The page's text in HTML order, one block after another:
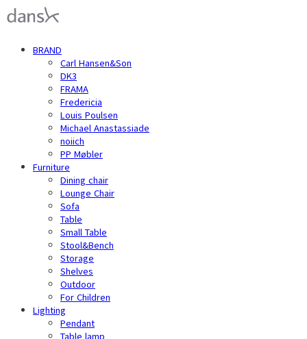
BRAND
Carl Hansen&Son
DK3
FRAMA
Fredericia
Louis Poulsen
Michael Anastassiade
noiich
PP Møbler
Furniture
Dining chair
Lounge Chair
Sofa
Table
Small Table
Stool&Bench
Storage
Shelves
Outdoor
For Children
Lighting
Pendant
Table lamp